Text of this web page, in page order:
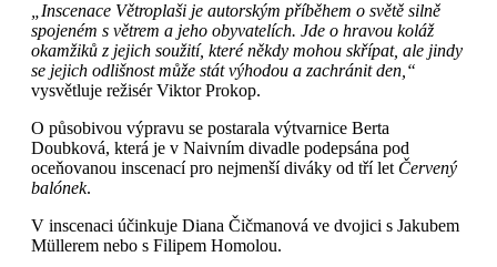
„Inscenace Větroplaši je autorským příběhem o světě silně
spojeném s větrem a jeho obyvatelích. Jde o hravou koláž
okamžiků z jejich soužití, které někdy mohou skřípat, ale jindy
se jejich odlišnost může stát výhodou a zachránit den,“
vysvětluje režisér Viktor Prokop.
O působivou výpravu se postarala výtvarnice Berta
Doubková, která je v Naivním divadle podepsána pod
oceňovanou inscenací pro nejmenší diváky od tří let Červený
balónek.
V inscenaci účinkuje Diana Čičmanová ve dvojici s Jakubem
Müllerem nebo s Filipem Homolou.